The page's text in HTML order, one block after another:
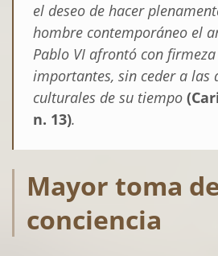
el deseo de hacer
hombre contemporáneo el
Pablo VI afrontó con
importantes, sin ceder a las
culturales de su tiempo
n. 13).
Mayor toma
conciencia